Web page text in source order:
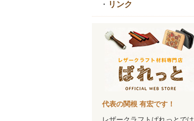
・ リンク
代表の関根 有宏です！